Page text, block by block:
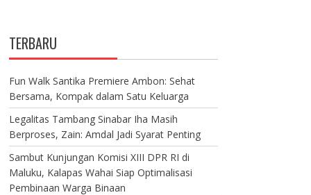
TERBARU
Fun Walk Santika Premiere Ambon: Sehat
Bersama, Kompak dalam Satu Keluarga
Legalitas Tambang Sinabar Iha Masih
Berproses, Zain: Amdal Jadi Syarat Penting
Sambut Kunjungan Komisi XIII DPR RI di
Maluku, Kalapas Wahai Siap Optimalisasi
Pembinaan Warga Binaan